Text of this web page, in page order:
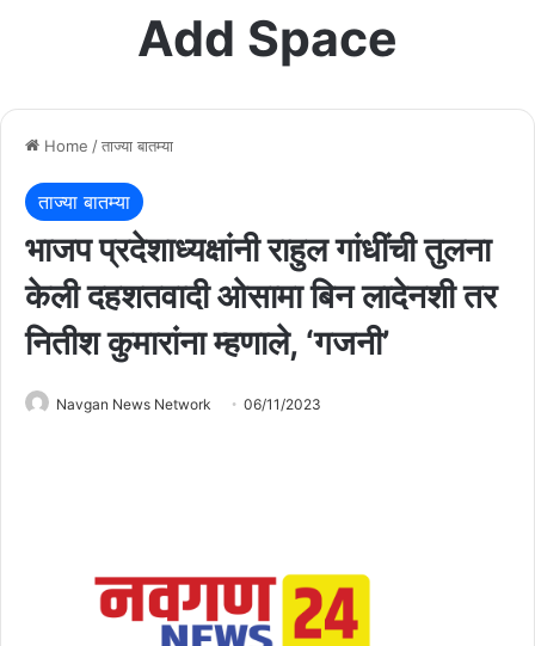
Add Space
Home /ताज्या बातम्या
ताज्या बातम्या
भाजप प्रदेशाध्यक्षांनी राहुल गांधींची तुलना
केली दहशतवादी ओसामा बिन लादेनशी तर
नितीश कुमारांना म्हणाले, ‘गजनी’
Navgan News Network 06/11/2023